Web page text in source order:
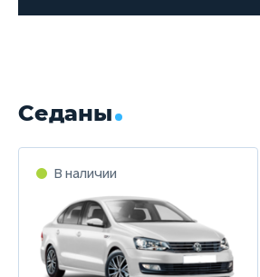
Седаны
В наличии